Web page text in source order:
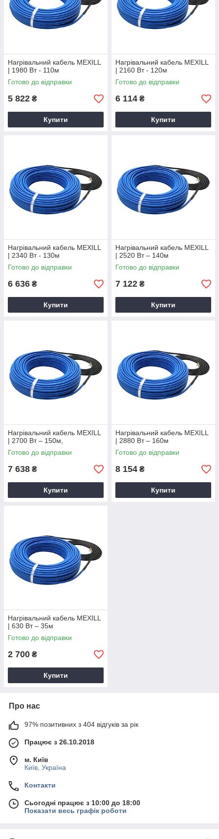
Нагрівальний кабель MEXILL
| 1980 Вт - 110м
Готово до відправки
5 822 ₴
Купити
Нагрівальний кабель MEXILL
| 2160 Вт - 120м
Готово до відправки
6 114 ₴
Купити
Нагрівальний кабель MEXILL
| 2340 Вт - 130м
Готово до відправки
6 636 ₴
Купити
Нагрівальний кабель MEXILL
| 2520 Вт – 140м
Готово до відправки
7 122 ₴
Купити
Нагрівальний кабель MEXILL
| 2700 Вт – 150м,
Готово до відправки
7 638 ₴
Купити
Нагрівальний кабель MEXILL
| 2880 Вт – 160м
Готово до відправки
8 154 ₴
Купити
Нагрівальний кабель MEXILL
| 630 Вт – 35м
Готово до відправки
2 700 ₴
Купити
Про нас
97% позитивних з 404 відгуків за рік
Працює з 26.10.2018
м. Київ
Київ, Україна
Контакти
Сьогодні працює з 10:00 до 18:00
Показати весь графік роботи